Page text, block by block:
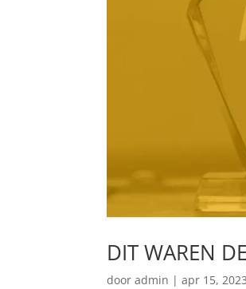
DIT WAREN
dooradmin |apr 15, 2023